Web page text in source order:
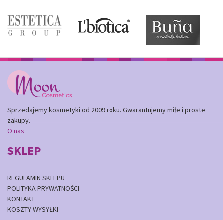
Sprzedajemy kosmetyki od 2009 roku. Gwarantujemy miłe i proste
zakupy.
O nas
SKLEP
REGULAMIN SKLEPU
POLITYKA PRYWATNOŚCI
KONTAKT
KOSZTY WYSYŁKI